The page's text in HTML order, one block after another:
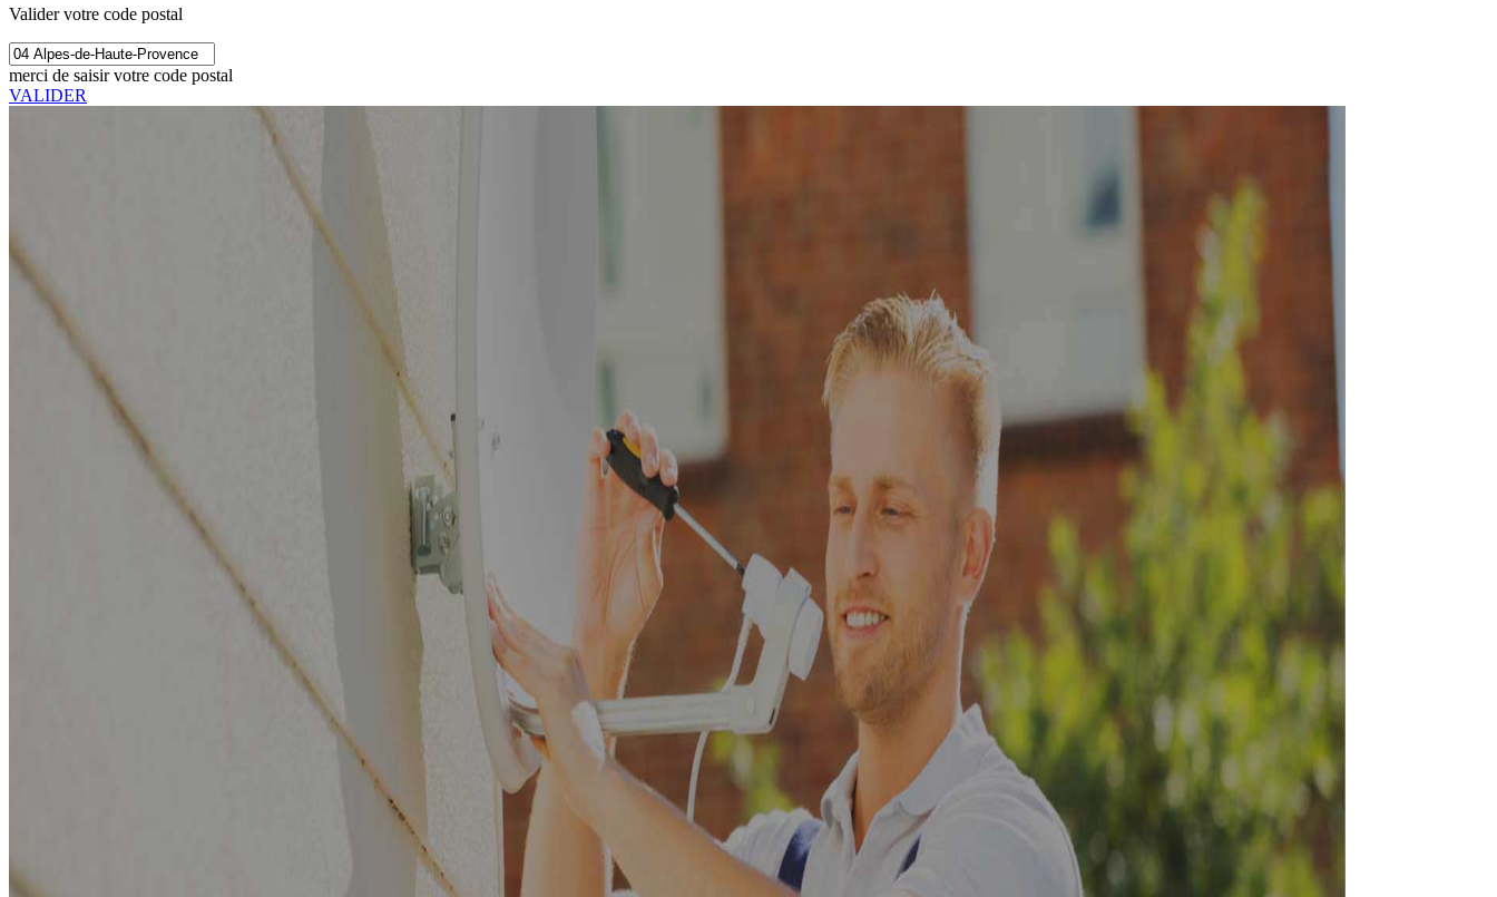
Valider votre code postal
merci de saisir votre code postal
VALIDER